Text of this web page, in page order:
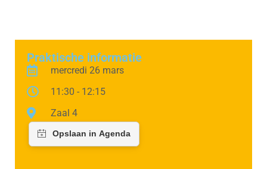
Praktische informatie
mercredi 26 mars
11:30 - 12:15
Zaal 4